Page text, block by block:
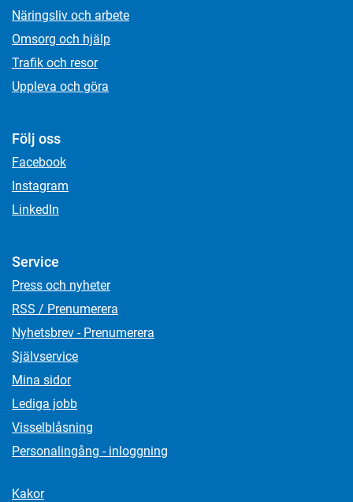
Näringsliv och arbete
Omsorg och hjälp
Trafik och resor
Uppleva och göra
Följ oss
Facebook
Instagram
LinkedIn
Service
Press och nyheter
RSS / Prenumerera
Nyhetsbrev - Prenumerera
Självservice
Mina sidor
Lediga jobb
Visselblåsning
Personalingång - inloggning
Kakor